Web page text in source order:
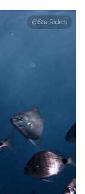
@Sea Riders